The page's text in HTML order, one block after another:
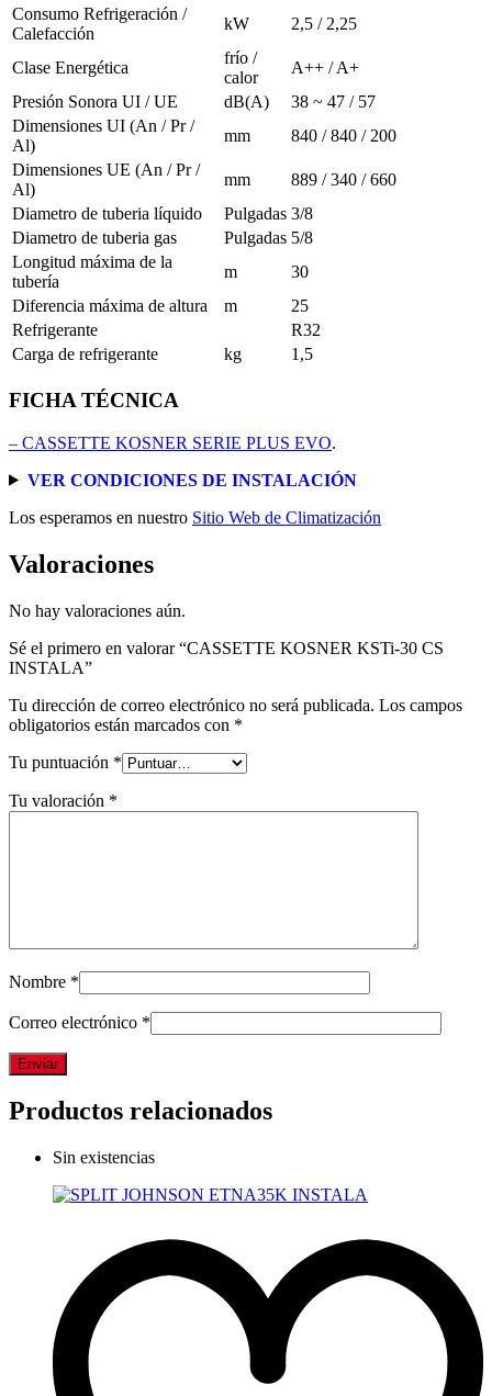
Consumo Refrigeración /
Calefacción
kW 2,5 / 2,25
Clase Energética
frío /
calor
A++ / A+
Presión Sonora UI / UE
dB(A)
38 ~ 47 / 57
Dimensiones UI (An / Pr /
Al)
mm
840 / 840 / 200
Dimensiones UE (An / Pr /
Al)
mm
889 / 340 / 660
Diametro de tuberia líquido
Pulgadas 3/8
Diametro de tuberia gas
Pulgadas 5/8
Longitud máxima de la
tubería
m
30
Diferencia máxima de altura
m
25
Refrigerante
R32
Carga de refrigerante
kg 1,5
FICHA TÉCNICA
– CASSETTE KOSNER SERIE PLUS EVO.
VER CONDICIONES DE INSTALACIÓN
Los esperamos en nuestro Sitio Web de Climatización
Valoraciones
No hay valoraciones aún.
Sé el primero en valorar “CASSETTE KOSNER KSTi-30 CS
INSTALA”
Tu dirección de correo electrónico no será publicada. Los campos
obligatorios están marcados con *
Tu puntuación *
Tu valoración *
Nombre *
Correo electrónico *
Productos relacionados
Sin existencias